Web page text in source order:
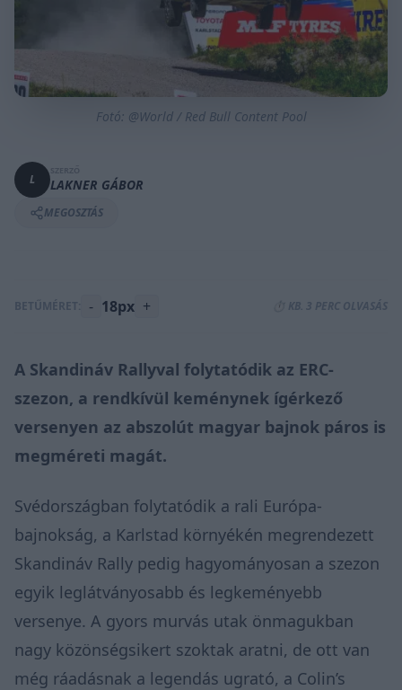
Fotó: @World / Red Bull Content Pool
L LAKNER GÁBOR
MEGOSZTÁS
BETŰMÉRET: - 18px + ⏱️ KB. 3 PERC OLVASÁS
A Skandináv Rallyval folytatódik az ERC-
szezon, a rendkívül keménynek ígérkező
versenyen az abszolút magyar bajnok páros is
megméreti magát.
Svédországban folytatódik a rali Európa-
bajnokság, a Karlstad környékén megrendezett
Skandináv Rally pedig hagyományosan a szezon
egyik leglátványosabb és legkeményebb
versenye. A gyors murvás utak önmagukban
nagy közönségsikert szoktak aratni, de ott van
még ráadásnak a legendás ugrató, a Colin’s